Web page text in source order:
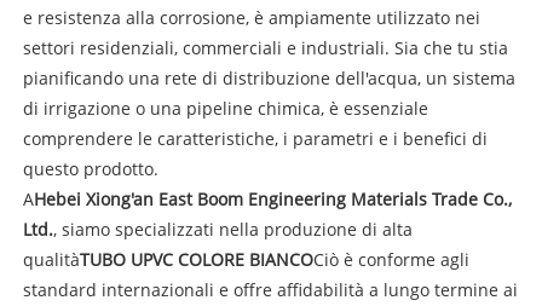
e resistenza alla corrosione, è ampiamente utilizzato nei
settori residenziali, commerciali e industriali. Sia che tu stia
pianificando una rete di distribuzione dell'acqua, un sistema
di irrigazione o una pipeline chimica, è essenziale
comprendere le caratteristiche, i parametri e i benefici di
questo prodotto.
AHebei Xiong'an East Boom Engineering Materials Trade Co.,
Ltd., siamo specializzati nella produzione di alta
qualitàTUBO UPVC COLORE BIANCOCiò è conforme agli
standard internazionali e offre affidabilità a lungo termine ai